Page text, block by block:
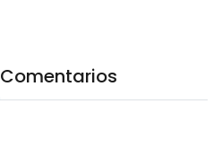
Comentarios